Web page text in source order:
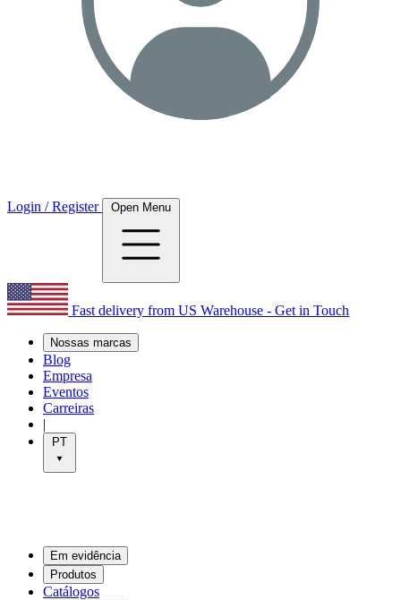
Login / Register Open Menu
Fast delivery from US Warehouse - Get in Touch
Nossas marcas
Blog
Empresa
Eventos
Carreiras
|
PT
Em evidência
Produtos
Catálogos